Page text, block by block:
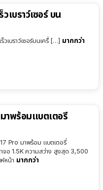
เบราว์เซอร์ บน
เบราว์เซอร์บนเครื่ […] มากกว่า
าพร้อมแบตเตอรี่
Pro มาพร้อม แบตเตอรี่
จอ 1.5K ความสว่าง สูงสุด 3,500
หน้า มากกว่า